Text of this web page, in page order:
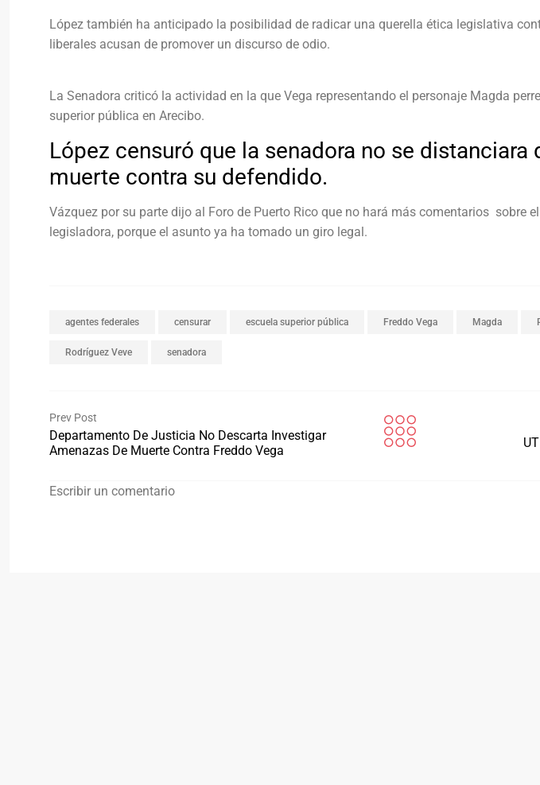
López también ha anticipado la posibilidad de radicar una querella ética legislativa
liberales acusan de promover un discurso de odio.
La Senadora criticó la actividad en la que Vega representando el personaje Magda
superior pública en Arecibo.
López censuró que la senadora no se distanciara
muerte contra su defendido.
Vázquez por su parte dijo al Foro de Puerto Rico que no hará más comentarios sobre
legisladora, porque el asunto ya ha tomado un giro legal.
agentes federales censurar escuela superior pública Freddo Vega Magda
Rodríguez Veve senadora
Prev Post
Departamento De Justicia No Descarta Investigar
Amenazas De Muerte Contra Freddo Vega
Escribir un comentario